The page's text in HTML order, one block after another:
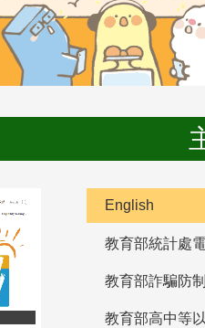
English
教育部統計處
教育部詐騙防